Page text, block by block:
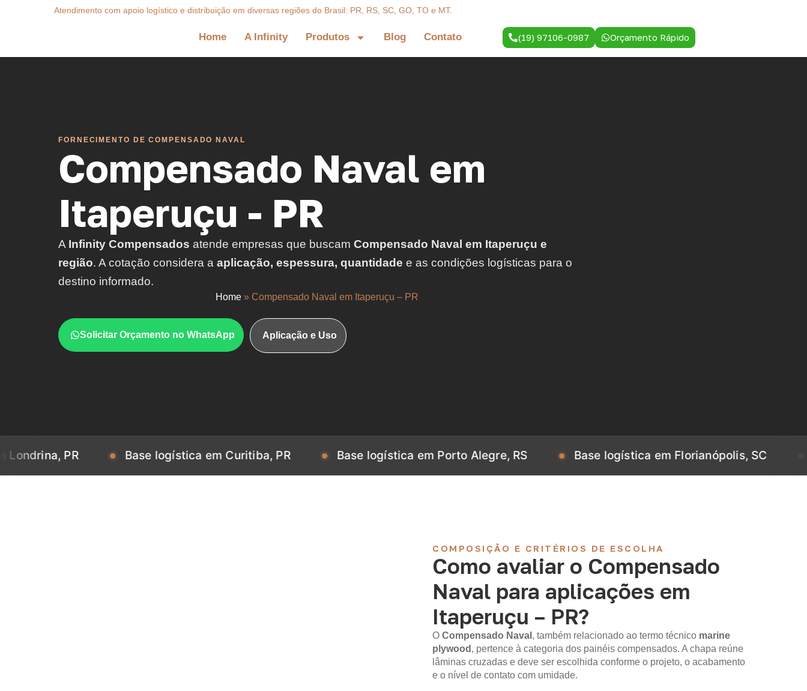
Atendimento com apoio logístico e distribuição em diversas regiões do Brasil: PR, RS, SC, GO, TO e MT.
Home A Infinity Produtos Blog Contato (19) 97106-0987 Orçamento Rápido
FORNECIMENTO DE COMPENSADO NAVAL
Compensado Naval em
Itaperuçu - PR
A Infinity Compensados atende empresas que buscam Compensado Naval em Itaperuçu e
região. A cotação considera a aplicação, espessura, quantidade e as condições logísticas para o
destino informado.
Home » Compensado Naval em Itaperuçu – PR
Solicitar Orçamento no WhatsApp Aplicação e Uso
PR Base logística em Curitiba, PR Base logística em Porto Alegre, RS Base logística em Florianópolis, SC Base
COMPOSIÇÃO E CRITÉRIOS DE ESCOLHA
Como avaliar o Compensado
Naval para aplicações em
Itaperuçu – PR?
O Compensado Naval , também relacionado ao termo técnico marine
plywood , pertence à categoria dos painéis compensados. A chapa reúne
lâminas cruzadas e deve ser escolhida conforme o projeto, o acabamento
e o nível de contato com umidade.